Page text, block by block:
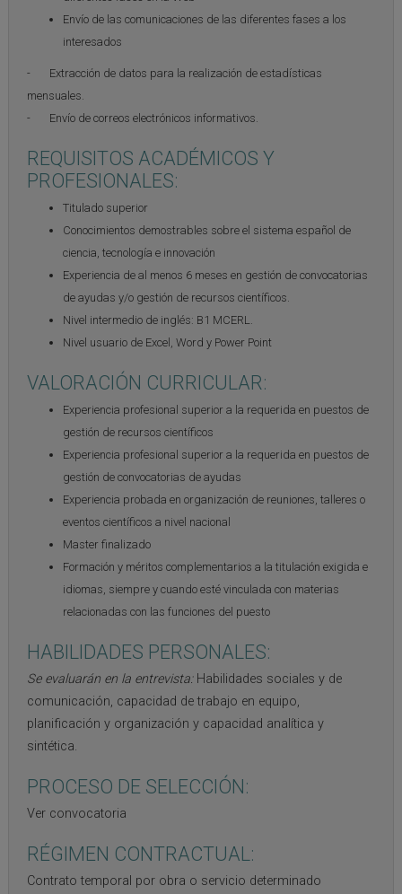
Envío de las comunicaciones de las diferentes fases a los
interesados
- Extracción de datos para la realización de estadísticas
mensuales.
- Envío de correos electrónicos informativos.
REQUISITOS ACADÉMICOS Y
PROFESIONALES:
Titulado superior
Conocimientos demostrables sobre el sistema español de
ciencia, tecnología e innovación
Experiencia de al menos 6 meses en gestión de convocatorias
de ayudas y/o gestión de recursos científicos.
Nivel intermedio de inglés: B1 MCERL.
Nivel usuario de Excel, Word y Power Point
VALORACIÓN CURRICULAR:
Experiencia profesional superior a la requerida en puestos de
gestión de recursos científicos
Experiencia profesional superior a la requerida en puestos de
gestión de convocatorias de ayudas
Experiencia probada en organización de reuniones, talleres o
eventos científicos a nivel nacional
Master finalizado
Formación y méritos complementarios a la titulación exigida e
idiomas, siempre y cuando esté vinculada con materias
relacionadas con las funciones del puesto
HABILIDADES PERSONALES:
Se evaluarán en la entrevista:Habilidades sociales y de
comunicación, capacidad de trabajo en equipo,
planificación y organización y capacidad analítica y
sintética.
PROCESO DE SELECCIÓN:
Ver convocatoria
RÉGIMEN CONTRACTUAL:
Contrato temporal por obra o servicio determinado